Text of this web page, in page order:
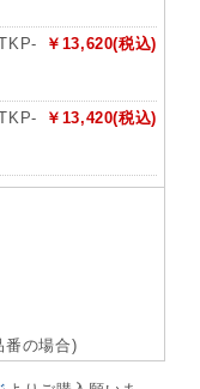
￥13,620(税込)
￥13,420(税込)
番の場合)